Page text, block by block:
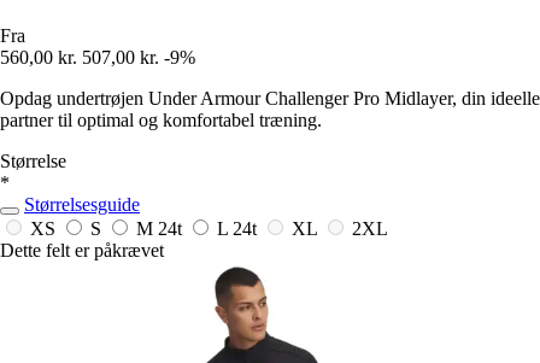
Fra
560,00 kr. 507,00 kr. -9%
Opdag undertrøjen Under Armour Challenger Pro Midlayer, din ideelle
partner til optimal og komfortabel træning.
Størrelse
*
Størrelsesguide
XS
S M 24t L 24t XL
2XL
Dette felt er påkrævet